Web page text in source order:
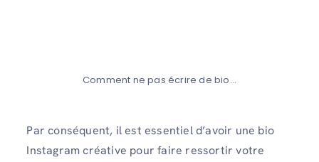
Comment ne pas écrire de bio…
Par conséquent, il est essentiel d’avoir une bio
Instagram créative pour faire ressortir votre